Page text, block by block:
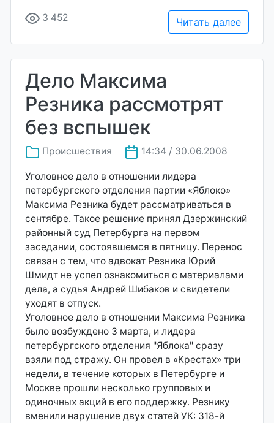
3 452 Читать далее
Дело Максима
Резника рассмотрят
без вспышек
Происшествия 14:34 / 30.06.2008
Уголовное дело в отношении лидера
петербургского отделения партии «Яблоко»
Максима Резника будет рассматриваться в
сентябре. Такое решение принял Дзержинский
районный суд Петербурга на первом
заседании, состоявшемся в пятницу. Перенос
связан с тем, что адвокат Резника Юрий
Шмидт не успел ознакомиться с материалами
дела, а судья Андрей Шибаков и свидетели
уходят в отпуск.
Уголовное дело в отношении Максима Резника
было возбуждено 3 марта, и лидера
петербургского отделения "Яблока" сразу
взяли под стражу. Он провел в «Крестах» три
недели, в течение которых в Петербурге и
Москве прошли несколько групповых и
одиночных акций в его поддержку. Резнику
вменили нарушение двух статей УК: 318-й